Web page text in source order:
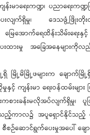
းမာရေးကဏ္ဍ၊ ပညာရေးကဏ္ဍ
လျက်ရှိမှု၊ ဒေသဖွံ့ဖြိုးတိုးတက်
ေအောက်ရေထိန်းသိမ်းရေးနှင့်
းမှု အခြေအနေများကိုလည်
မြို့မိမြို့ဖများက ချောက်မ
င့် ကျန်းမာ ရေးဝန်ထမ်းမျာ
ားခန်းမလိုအပ်လျက်ရှိမှု၊ ပူ
းသည့်ကာလ၌ အပူရှောင်နိုင်သ
ဆောင်ရွက်‌ပေးမှုအပေါ် ချော